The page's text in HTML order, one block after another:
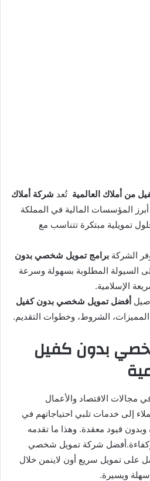
من أملاك العالمية تُعد شركة أملاك
المؤسسات المالية في المملكة
تمويلية مبتكرة تتناسب مع
الشركة برامج تمويل شخصي بدون
السيولة المطلوبة بسهولة وسرعة
الإسلامية.
أفضل تمويل شخصي بدون كفيل
الشروط، وخطوات التقديم.
بدون كفيل
مجالات الاقتصاد والأعمال
إلى خدمات تلبي احتياجاتهم في
قيود معقدة. وهذا ما تقدمه
وكفاءة.أفضل شركة تمويل شخصي
على تمويل سريع أون لاينمن خلال
ويسيرة.